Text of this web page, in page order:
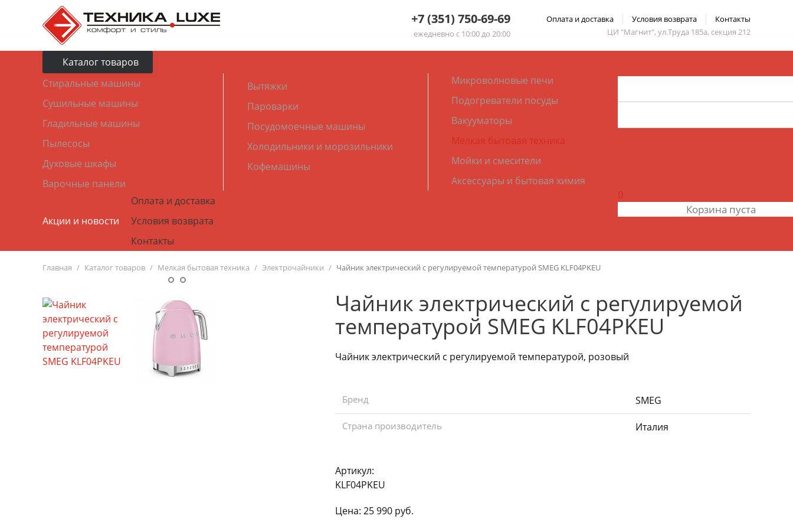
+7 (351) 750-69-69
ежедневно с 10:00 до 20:00
Оплата и доставка Условия возврата
Контакты
ЦИ "Магнит", ул.Труда 185а, секция 212
Каталог товаров
Стиральные машины
Сушильные машины
Гладильные машины
Пылесосы
Духовые шкафы
Варочные панели
Вытяжки
Пароварки
Посудомоечные машины
Холодильники и морозильники
Кофемашины
Микроволновые печи
Подогреватели посуды
Вакууматоры
Мелкая бытовая техника
Мойки и смесители
Аксессуары и бытовая химия
Акции и новости
Оплата и доставка
Условия возврата
Контакты
0
Корзина пуста
Главная Каталог товаров Мелкая бытовая техника Электрочайники Чайник электрический с регулируемой температурой SMEG KLF04PKEU
Чайник электрический с регулируемой
температурой SMEG KLF04PKEU
Чайник электрический с регулируемой температурой, розовый
Бренд SMEG
Страна производитель Италия
Артикул:
KLF04PKEU
Цена: 25 990 руб.